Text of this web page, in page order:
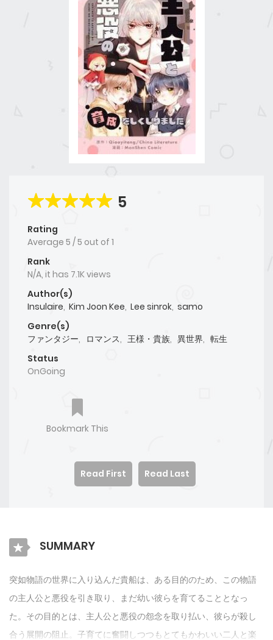
5
Rating
Average 5 /5 out of 1
Rank
N/A, it has 7.1K views
Author(s)
Insulaire, Kim Joon Kee, Lee sinrok, samo
Genre(s)
ファンタジー, ロマンス, 王様・貴族, 異世界, 転生
Status
OnGoing
Bookmark This
Read First Read Last
SUMMARY
突如物語の世界に入り込んだ貴船は、ある目的のため、この物語
の主人公と悪役を引き取り、まだ幼い彼らを育てることとなっ
た。その目的とは、主人公と悪役の怨念を取り払い、彼らが殺し
合う展開の阻止。子育てに奮闘しつつもとてもかわいい二人と楽